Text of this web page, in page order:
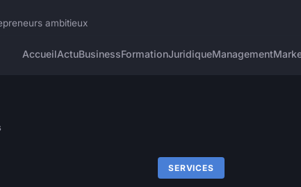
ambitieux
AccueilActuBusinessFormationJuridiqueManagement
SERVICES